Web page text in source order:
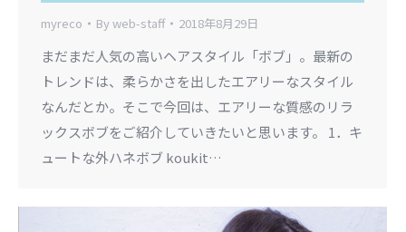
myreco Byweb-staff 2018年8月29日
まだまだ人気の高いヘアスタイル「ボブ」。最新の
トレンドは、柔らかさを出したエアリーなスタイル
なんだとか。そこで今回は、エアリーな質感のリラ
ックスボブをご紹介していきたいと思います。 1．キ
ュートな外ハネボブ koukit…